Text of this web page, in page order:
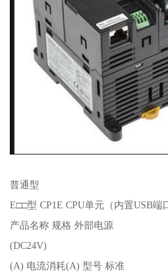
普通型
E□□型 CP1E CPU单元（内置USB端
产品名称 规格 外部电源
(DC24V)
(A) 电流消耗(A) 型号 标准